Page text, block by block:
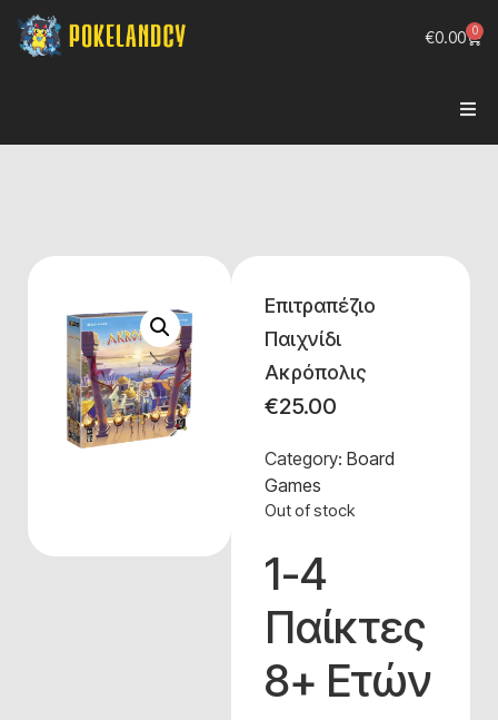
€0.00 0
Επιτραπέζιο
Παιχνίδι
Ακρόπολις
€25.00
Category: Board
Games
Out of stock
1-4
Παίκτες
8+ Ετών